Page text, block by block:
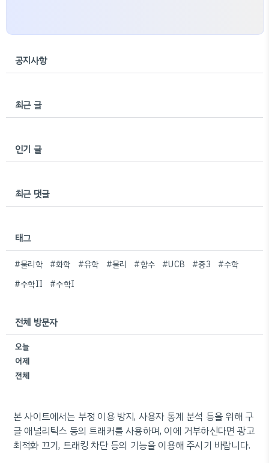
공지사항
최근 글
인기 글
최근 댓글
태그
#물리학 #화학 #유학 #물리 #함수 #UCB #중3
#수학
#수학II
#수학I
전체 방문자
오늘
어제
전체
본 사이트에서는 부정 이용 방지, 사용자 통계 분석 등을 위해 구
글 애널리틱스 등의 트래커를 사용하며, 이에 거부하신다면 광고
최적화 끄기, 트래킹 차단 등의 기능을 이용해 주시기 바랍니다.